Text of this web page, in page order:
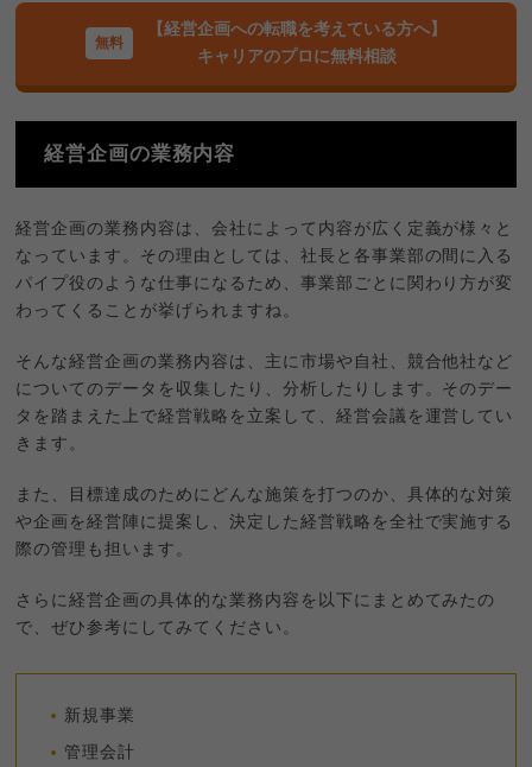
【経営企画への転職を考えている方へ】
キャリアのプロに無料相談
経営企画の業務内容
経営企画の業務内容は、会社によって内容が広く定義が様々と
なっています。その理由としては、社長と各事業部の間に入る
パイプ役のような仕事になるため、事業部ごとに関わり方が変
わってくることが挙げられますね。
そんな経営企画の業務内容は、主に市場や自社、競合他社など
についてのデータを収集したり、分析したりします。そのデー
タを踏まえた上で経営戦略を立案して、経営会議を運営してい
きます。
また、目標達成のためにどんな施策を打つのか、具体的な対策
や企画を経営陣に提案し、決定した経営戦略を全社で実施する
際の管理も担います。
さらに経営企画の具体的な業務内容を以下にまとめてみたの
で、ぜひ参考にしてみてください。
新規事業
管理会計